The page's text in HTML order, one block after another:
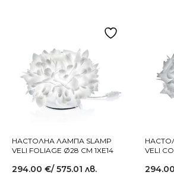
НАСТОЛНА ЛАМПА SLAMP
VELI FOLIAGE Ø28 СМ 1XE14
294.00 €/ 575.01 лв.
VELI
294.00